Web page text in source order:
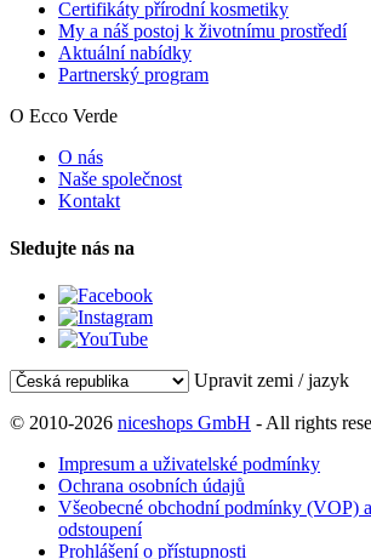
Certifikáty přírodní kosmetiky
My a náš postoj k životnímu prostředí
Aktuální nabídky
Partnerský program
O Ecco Verde
O nás
Naše společnost
Kontakt
Sledujte nás na
Upravit zemi / jazyk
© 2010-2026 niceshops GmbH - All rights
Impresum a uživatelské podmínky
Ochrana osobních údajů
Všeobecné obchodní podmínky (VOP)
odstoupení
Prohlášení o přístupnosti